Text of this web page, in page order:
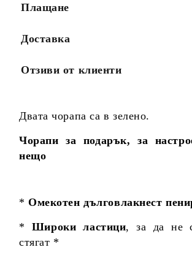
Плащане
Доставка
Отзиви от клиенти
Двата чорапа са в зелено.
Чорапи за подарък, за
нещо
*Омекотен дълговлакнест
* Широки ластици, за да не
стягат *